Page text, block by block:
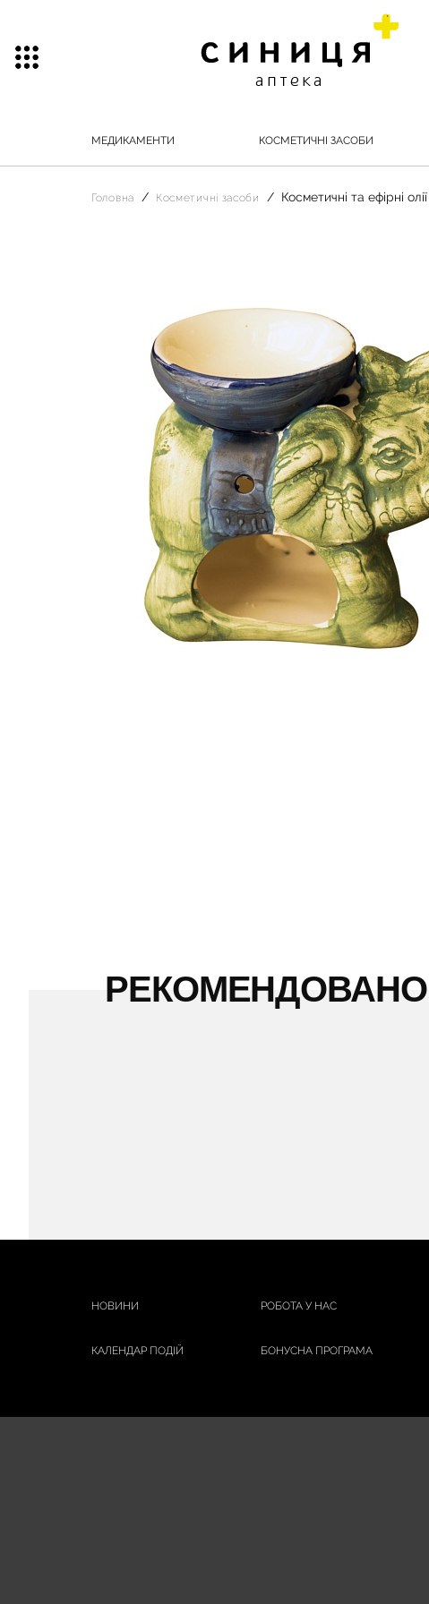
МЕДИКАМЕНТИ КОСМЕТИЧНІ ЗАСОБИ
Головна Косметичні засоби Косметичні та ефірні олії
РЕКОМЕНДОВАНО
НОВИНИ РОБОТА У НАС
КАЛЕНДАР ПОДІЙ БОНУСНА ПРОГРАМА